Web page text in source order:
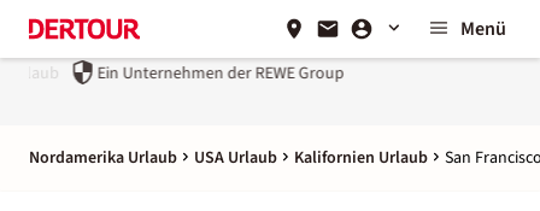
Menü
Ein Unternehmen derREWE Group
Nordamerika Urlaub USA Urlaub Kalifornien Urlaub San